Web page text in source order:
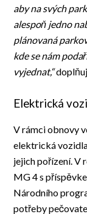
aby na svých
alespoň jedno
plánovaná
kde se nám
vyjednat,“
Elektrická
V rámci obnovy
elektrická
jejich pořízení. V
MG 4s
Národního
potřeby